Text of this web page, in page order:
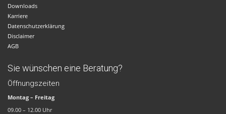
Downloads
Karriere
Datenschutzerklärung
Disclaimer
AGB
Sie wünschen eine Beratung?
Öffnungszeiten
Montag – Freitag
09.00 – 12.00 Uhr